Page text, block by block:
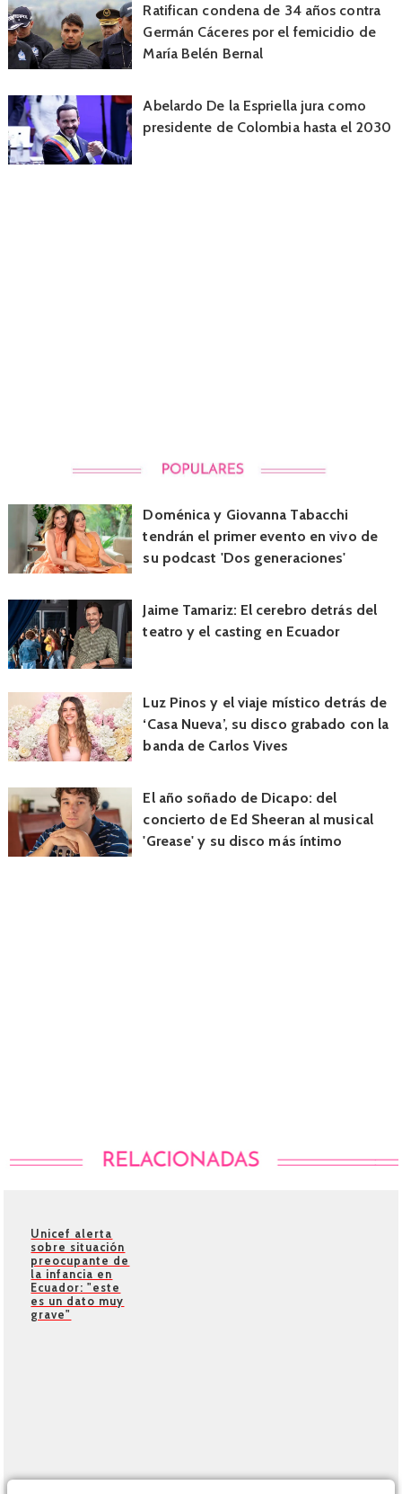
Ratifican condena de 34 años contra
Germán Cáceres por el femicidio de
María Belén Bernal
Abelardo De la Espriella jura como
presidente de Colombia hasta el 2030
Doménica y Giovanna Tabacchi
tendrán el primer evento en vivo de
su podcast 'Dos generaciones'
Jaime Tamariz: El cerebro detrás del
teatro y el casting en Ecuador
Luz Pinos y el viaje místico detrás de
‘Casa Nueva’, su disco grabado con la
banda de Carlos Vives
El año soñado de Dicapo: del
concierto de Ed Sheeran al musical
'Grease' y su disco más íntimo
Unicef alerta
sobre situación
preocupante de
la infancia en
Ecuador: "este
es un dato muy
grave"